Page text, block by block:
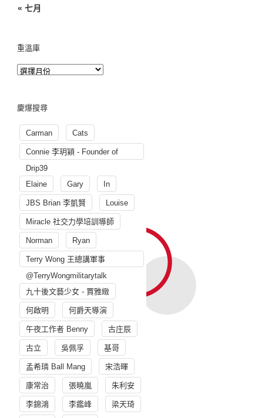
« 七月
重溫庫
慶爆搜尋
Carman Cats
Connie 李玥穎 - Founder of
Drip39
Elaine
Gary In
JBS Brian 李凱賢 Louise
Miracle 社交力學培訓導師
Norman Ryan
Terry Wong 王總講軍事
@TerryWongmilitarytalk
九十後文藝少女 - 賈雅緻
何啟明 何爵天導演
午夜工作者 Benny 古庄辰
古立 吳佩孚 基哥
孟希璘 Ball Mang 宋浩暉
康常治 張曉嵐 朱利安
李錦鴻 李鑑峰 梁天琦